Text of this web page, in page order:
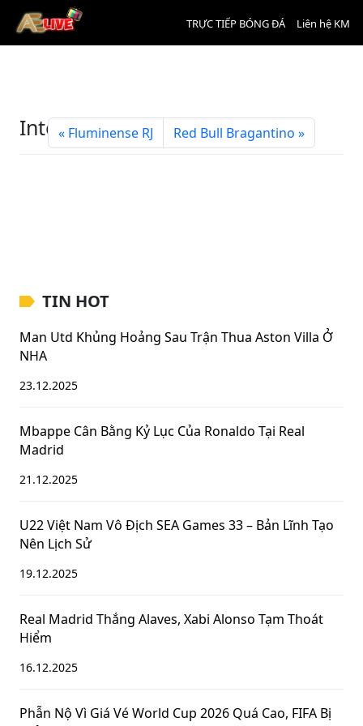
TRỰC TIẾP BÓNG ĐÁ Liên hệ KM
Internacional RS
Fluminense RJ Red Bull Bragantino
TIN HOT
Man Utd Khủng Hoảng Sau Trận Thua Aston Villa Ở
NHA
23.12.2025
Mbappe Cân Bằng Kỷ Lục Của Ronaldo Tại Real
Madrid
21.12.2025
U22 Việt Nam Vô Địch SEA Games 33 – Bản Lĩnh Tạo
Nên Lịch Sử
19.12.2025
Real Madrid Thắng Alaves, Xabi Alonso Tạm Thoát
Hiểm
16.12.2025
Phẫn Nộ Vì Giá Vé World Cup 2026 Quá Cao, FIFA Bị